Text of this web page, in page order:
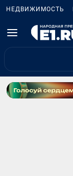
НЕДВИЖИМОСТЬ